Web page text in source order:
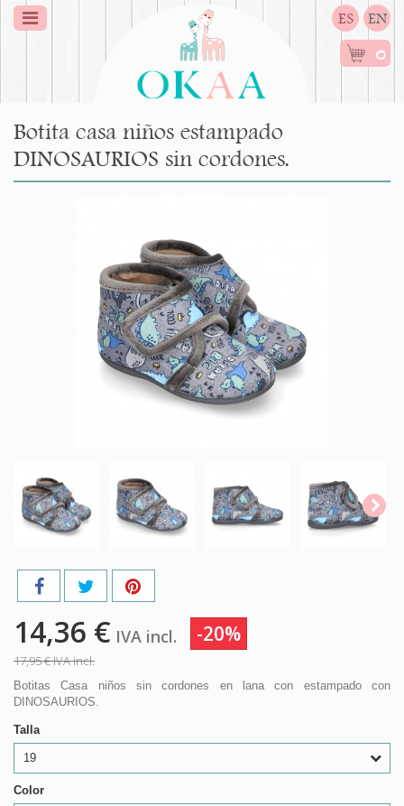
ES EN
0
Botita casa niños estampado
DINOSAURIOS sin cordones.
14,36 € IVA incl. -20%
17,95 €IVA incl.
Botitas Casa niños sin cordones en lana con estampado con
DINOSAURIOS.
Talla
19
Color